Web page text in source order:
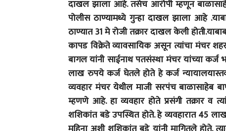
दाखल झाला आहे. तसेच आरोपी म्हणून
पोलीस ठाण्यामध्ये गुन्हा दाखल झाला आहे
ठाण्यात 31 मे रोजी तक्रार दाखल केली
कापड विक्रेते व्यावसायिक असून त्यांचा मंचर
बागल यांनी साईनाथ पतसंस्था मंचर यांच्या
लाख रुपये कर्ज घेतले होते हे कर्ज
व्यवहार मंचर येथील माजी सरपंच बाळासाहेब
म्हणणे आहे. हा व्यवहार होते प्रसंगी तक्रार
शशिकांत बडे उपस्थित होते. हे व्यवहारात 45